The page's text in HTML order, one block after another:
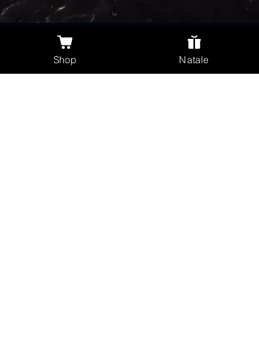
Menu
Home
Shop Natale